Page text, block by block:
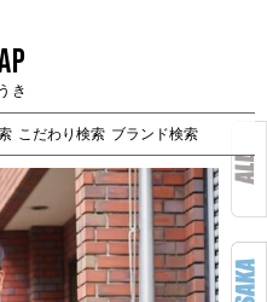
き
こだわり検索 ブランド検索